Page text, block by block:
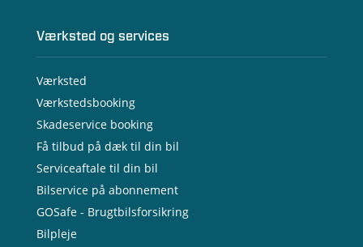
Værksted og services
Værksted
Værkstedsbooking
Skadeservice booking
Få tilbud på dæk til din bil
Serviceaftale til din bil
Bilservice på abonnement
GOSafe - Brugtbilsforsikring
Bilpleje